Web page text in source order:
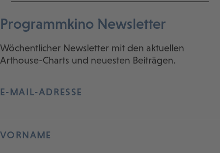
Programmkino Newsletter
Wöchentlicher Newsletter mit den aktuellen
Arthouse-Charts und neuesten Beiträgen.
E-MAIL-ADRESSE
VORNAME